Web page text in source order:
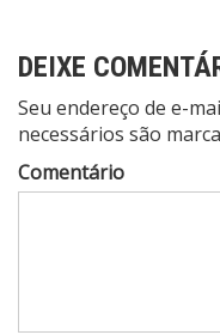
DEIXE
Seu endereço de e-
necessários são
Comentário